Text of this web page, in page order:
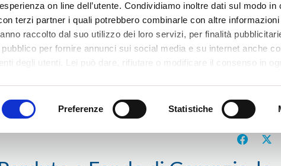
on line dell’utente. Condividiamo inoltre dati sul modo
terzi partner i quali potrebbero combinarle con altre informazioni
raccolto dal suo utilizzo dei loro servizi, per finalità
per fornire annunci sui social media e su internet anche
degli utenti. Lei può dare, rifiutare o modificare il consenso in
vengono usati e sulla loro condivisione con i terzi partner può
Preferenze Statistiche
TERRITORIO SISTEMI E MESTIERI
a 30mila euro e la durata a 10 anni”